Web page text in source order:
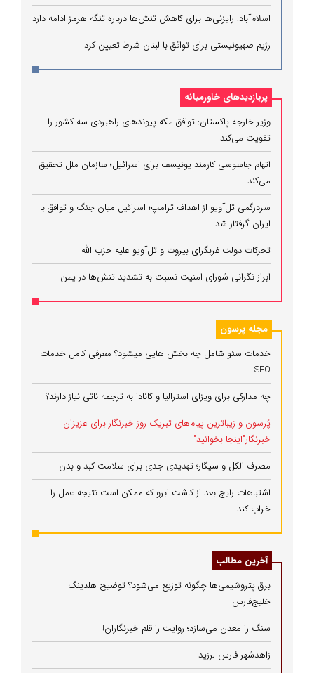
اسلام‌آباد: رایزنی‌ها برای کاهش تنش‌ها درباره تنگه هرمز ادامه دارد
رژیم صهیونیستی برای توافق با لبنان شرط تعیین کرد
پربازدیدهای خاورمیانه
وزیر خارجه پاکستان: توافق مکه پیوندهای راهبردی سه کشور را
تقویت می‌کند
اتهام جاسوسی کارمند یونیسف برای اسرائیل؛ سازمان ملل تحقیق
می‌کند
سردرگمی تل‌آویو از اهداف ترامپ؛ اسرائیل میان جنگ و توافق با
ایران گرفتار شد
تحرکات دولت غربگرای بیروت و تل‌آویو علیه حزب الله
ابراز نگرانی شورای امنیت نسبت به تشدید تنش‌ها در یمن
مجله پرسون
خدمات سئو شامل چه بخش هایی میشود؟ معرفی کامل خدمات
SEO
چه مدارکی برای ویزای استرالیا و کانادا به ترجمه ناتی نیاز دارند؟
پُرسون و زیباترین پیام‌های تبریک روز خبرنگار برای عزیزان
خبرنگار"اینجا بخوانید"
مصرف الکل و سیگار؛ تهدیدی جدی برای سلامت کبد و بدن
اشتباهات رایج بعد از کاشت ابرو که ممکن است نتیجه عمل را
خراب کند
آخرین مطالب
برق پتروشیمی‌ها چگونه توزیع می‌شود؟ توضیح هلدینگ
خلیج‌فارس
سنگ را معدن می‌سازد؛ روایت را قلم خبرنگاران!
زاهدشهر فارس لرزید